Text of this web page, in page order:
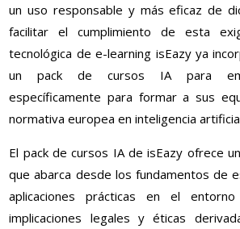
un uso responsable y más eficaz de
facilitar el cumplimiento de esta
tecnológica de e-learning isEazy ya
un pack de cursos IA para
específicamente para formar a sus
normativa europea en inteligencia
El pack de cursos IA de isEazy ofrece
que abarca desde los fundamentos de
aplicaciones prácticas en el
implicaciones legales y éticas